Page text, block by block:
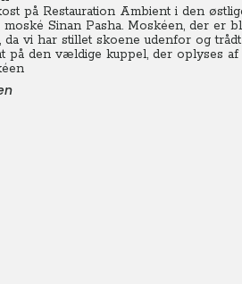
på Restauration Ambient i den
Sinan Pasha. Moskéen, der er
da vi har stillet skoene udenfor og
på den vældige kuppel, der oplyses